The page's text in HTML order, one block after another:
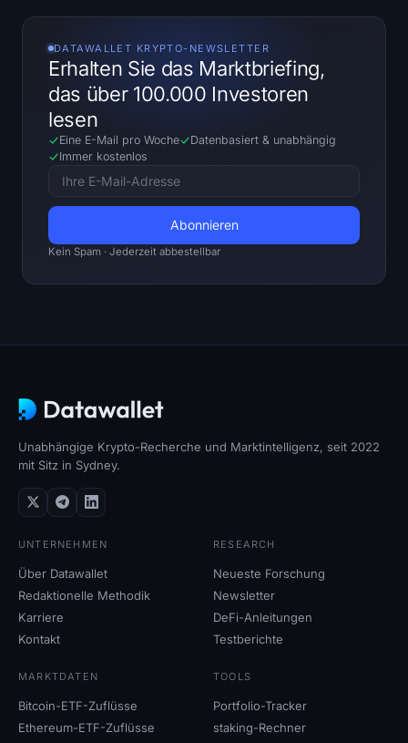
Marktdaten
Bitcoin-Dominanz
Altcoin Season Index
Fear & Greed Index
RSI Heatmap
halving-Countdown
ETH gas Tracker
DATAWALLET KRYPTO-NEWSLETTER
Erhalten Sie das Marktbriefing,
das über 100.000 Investoren
lesen
Eine E-Mail pro Woche Datenbasiert & unabhängig
Immer kostenlos
Kein Spam · Jederzeit abbestellbar
Unabhängige Krypto-Recherche und Marktintelligenz, seit 2022
mit Sitz in Sydney.
UNTERNEHMEN
Über Datawallet
Redaktionelle Methodik
Karriere
Kontakt
RESEARCH
Neueste Forschung
Newsletter
DeFi-Anleitungen
Testberichte
MARKTDATEN
Bitcoin-ETF-Zuflüsse
Ethereum-ETF-Zuflüsse
TOOLS
Portfolio-Tracker
staking-Rechner